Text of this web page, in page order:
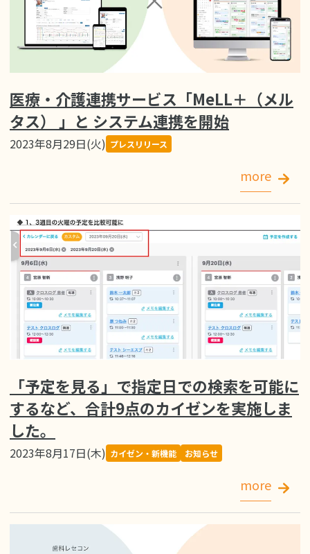
医療・介護連携サービス「MeLL＋（メル
タス） 」と システム連携を開始
2023年8月29日(火) プレスリリース
more
「予定を見る」で指定日での検索を可能に
するなど、合計9点のカイゼンを実施しま
した。
2023年8月17日(木) カイゼン・新機能 お知らせ
more